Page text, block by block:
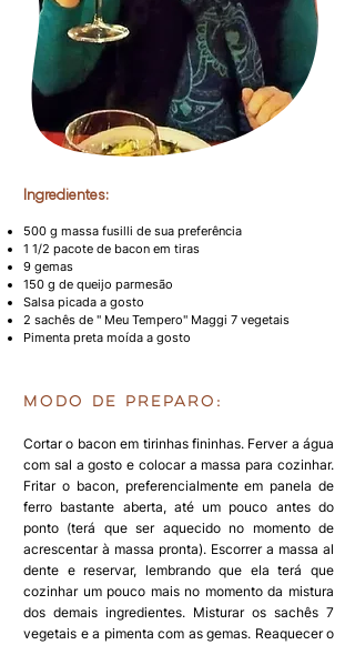
Ingredientes:
500 g massa fusilli de sua preferência
1 1/2 pacote de bacon em tiras
9 gemas
150 g de queijo parmesão
Salsa picada a gosto
2 sachês de " Meu Tempero" Maggi 7 vegetais
Pimenta preta moída a gosto
Modo de preparo:
Cortar o bacon em tirinhas fininhas. Ferver a água
com sal a gosto e colocar a massa para cozinhar.
Fritar o bacon, preferencialmente em panela de
ferro bastante aberta, até um pouco antes do
ponto (terá que ser aquecido no momento de
acrescentar à massa pronta). Escorrer a massa al
dente e reservar, lembrando que ela terá que
cozinhar um pouco mais no momento da mistura
dos demais ingredientes. Misturar os sachês 7
vegetais e a pimenta com as gemas. Reaquecer o